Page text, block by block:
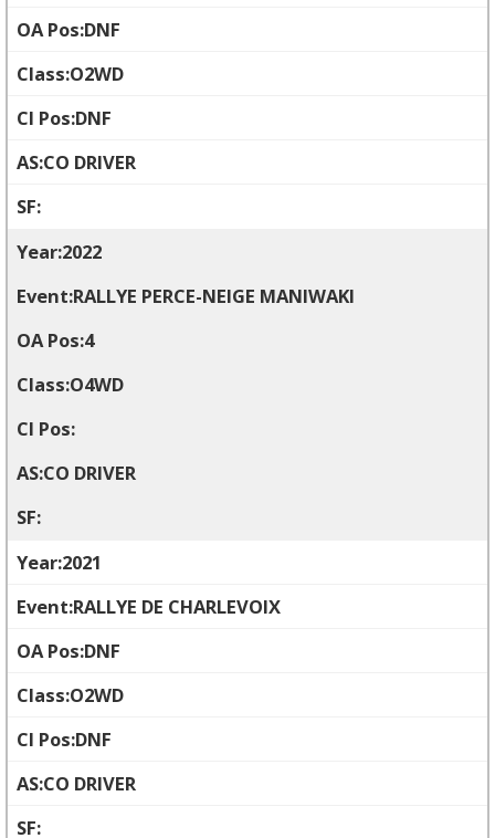
DNF
O2WD
DNF
CO DRIVER
2022
RALLYE PERCE-NEIGE MANIWAKI
4
O4WD
CO DRIVER
2021
RALLYE DE CHARLEVOIX
DNF
O2WD
DNF
CO DRIVER